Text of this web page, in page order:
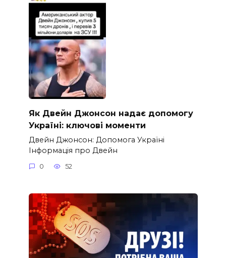
Як Двейн Джонсон надає допомогу
Україні: ключові моменти
Двейн Джонсон: Допомога Україні
Інформація про Двейн
0 52